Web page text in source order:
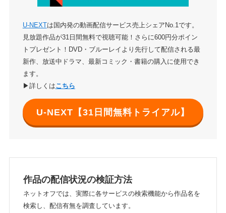
U-NEXTは国内発の動画配信サービス売上シェアNo.1です。
見放題作品が31日間無料で視聴可能！さらに600円分ポイン
トプレゼント！DVD・ブルーレイより先行して配信される最
新作、放送中ドラマ、最新コミック・書籍の購入に使用でき
ます。
▶詳しくはこちら
U-NEXT【31日間無料トライアル】
作品の配信状況の検証方法
ネットオフでは、実際に各サービスの検索機能から作品名を
検索し、配信有無を調査しています。